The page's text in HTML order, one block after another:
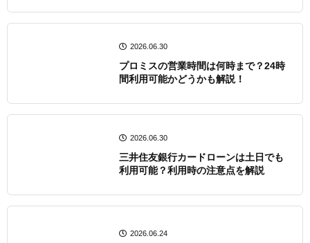
2026.06.30
プロミスの営業時間は何時まで？24時
間利用可能かどうかも解説！
2026.06.30
三井住友銀行カードローンは土日でも
利用可能？利用時の注意点を解説
2026.06.24